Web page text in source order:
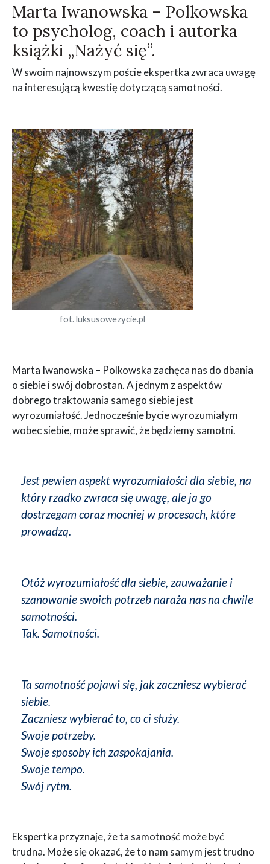
Marta Iwanowska – Polkowska
to psycholog, coach i autorka
książki „Nażyć się”.
W swoim najnowszym poście ekspertka zwraca uwagę
na interesującą kwestię dotyczącą samotności.
fot. luksusowezycie.pl
Marta Iwanowska – Polkowska zachęca nas do dbania
o siebie i swój dobrostan. A jednym z aspektów
dobrego traktowania samego siebie jest
wyrozumiałość. Jednocześnie bycie wyrozumiałym
wobec siebie, może sprawić, że będziemy samotni.
Jest pewien aspekt wyrozumiałości dla siebie, na
który rzadko zwraca się uwagę, ale ja go
dostrzegam coraz mocniej w procesach, które
prowadzą.
Otóż wyrozumiałość dla siebie, zauważanie i
szanowanie swoich potrzeb naraża nas na chwile
samotności.
Tak. Samotności.
Ta samotność pojawi się, jak zaczniesz wybierać
siebie.
Zaczniesz wybierać to, co ci służy.
Swoje potrzeby.
Swoje sposoby ich zaspokajania.
Swoje tempo.
Swój rytm.
Ekspertka przyznaje, że ta samotność może być
trudna. Może się okazać, że to nam samym jest trudno